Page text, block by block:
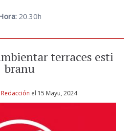
20.30h
terraces esti
branu
Redacción el 15 Mayu, 2024